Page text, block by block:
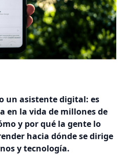
un asistente digital: es
en la vida de millones de
y por qué la gente lo
hacia dónde se dirige
y tecnología.